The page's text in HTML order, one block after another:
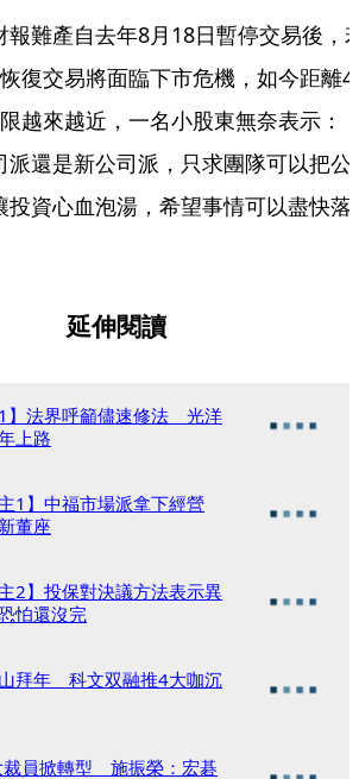
報難產自去年8月18日暫停交易後，
復交易將面臨下市危機，如今距離4
越來越近，一名小股東無奈表示：
派還是新公司派，只求團隊可以把公
投資心血泡湯，希望事情可以盡快落
延伸閱讀
1】法界呼籲儘速修法 光洋
上路
1】中福市場派拿下經營
董座
2】投保對決議方法表示異
怕還沒完
拜年 科文双融推4大咖沉
裁員掀轉型 施振榮：宏碁